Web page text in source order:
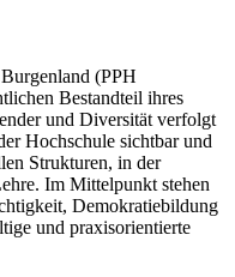
(PPH
Bestandteil ihres
und Diversität verfolgt
Hochschule sichtbar und
Strukturen, in der
Im Mittelpunkt stehen
Demokratiebildung
und praxisorientierte